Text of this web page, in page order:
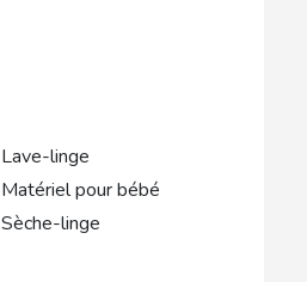
Lave-linge
Matériel pour bébé
Sèche-linge